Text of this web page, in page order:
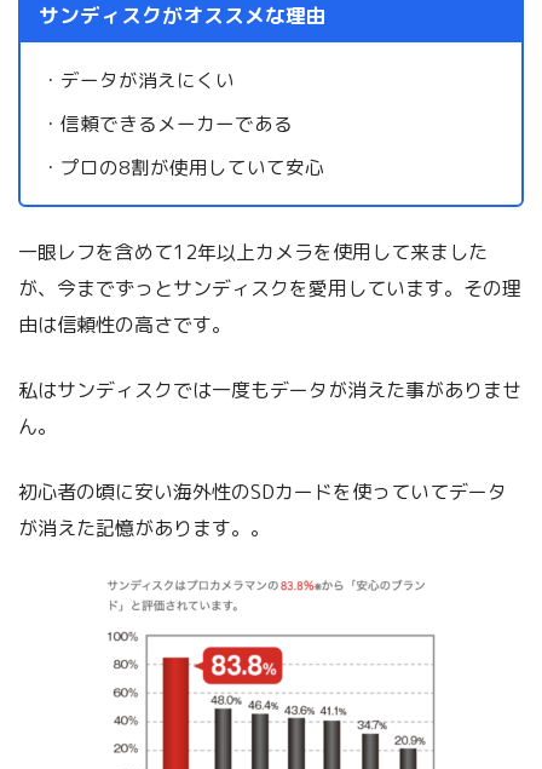
サンディスクがオススメな理由
・データが消えにくい
・信頼できるメーカーである
・プロの8割が使用していて安心
一眼レフを含めて12年以上カメラを使用して来ました
が、今までずっとサンディスクを愛用しています。その理
由は信頼性の高さです。
私はサンディスクでは一度もデータが消えた事がありませ
ん。
初心者の頃に安い海外性のSDカードを使っていてデータ
が消えた記憶があります。。